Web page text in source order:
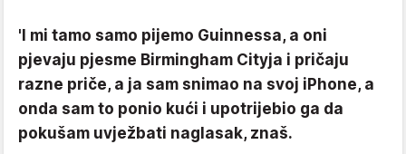
'I mi tamo samo pijemo Guinnessa, a oni
pjevaju pjesme Birmingham Cityja i pričaju
razne priče, a ja sam snimao na svoj iPhone, a
onda sam to ponio kući i upotrijebio ga da
pokušam uvježbati naglasak, znaš.